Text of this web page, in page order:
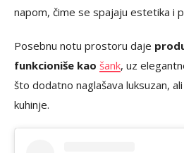
napom, čime se spajaju estetika i
Posebnu notu prostoru daje
funkcioniše kao šank, uz
što dodatno naglašava luksuzan,
kuhinje.